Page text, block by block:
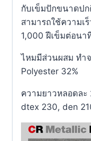
กับเข็มปักขนาดป
สามารถใช้ความเ
1,000 ฝีเข็มต่อนา
ไหมมีส่วนผสม ทำ
Polyester 32%
ความยาวหลอดละ
dtex 230, den